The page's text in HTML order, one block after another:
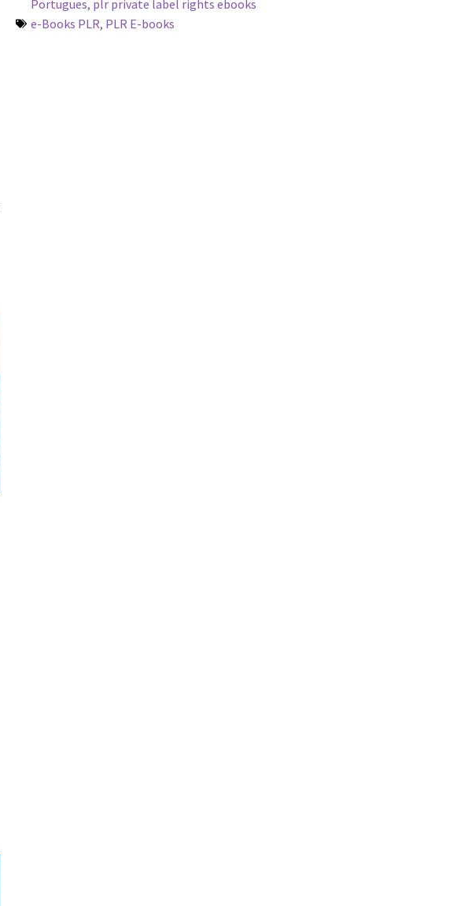
Portugues, plr private label rights ebooks
e-Books PLR, PLR E-books